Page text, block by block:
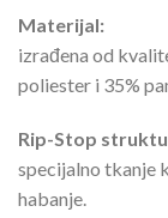
Materijal:
izrađena od
poliester i 35%
Rip-Stop
specijalno tkanje
habanje.